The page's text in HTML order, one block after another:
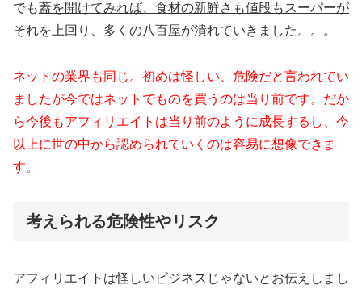
でも蓋を開けてみれば、食材の新鮮さも値段もスーパーが
それを上回り、多くの八百屋が潰れていきました。。。
ネットの業界も同じ。初めは怪しい、危険だと言われてい
ましたが今ではネットでものを買うのは当り前です。だか
ら今後もアフィリエイトは当り前のように成長するし、今
以上に世の中から認められていくのは容易に想像できま
す。
考えられる危険性やリスク
アフィリエイトは怪しいビジネスじゃないとお伝えしまし